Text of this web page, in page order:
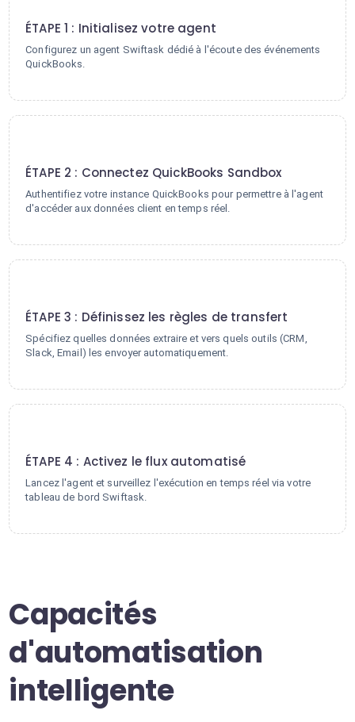
ÉTAPE 1 : Initialisez votre agent
Configurez un agent Swiftask dédié à l'écoute des événements
QuickBooks.
ÉTAPE 2 : Connectez QuickBooks Sandbox
Authentifiez votre instance QuickBooks pour permettre à l'agent
d'accéder aux données client en temps réel.
ÉTAPE 3 : Définissez les règles de transfert
Spécifiez quelles données extraire et vers quels outils (CRM,
Slack, Email) les envoyer automatiquement.
ÉTAPE 4 : Activez le flux automatisé
Lancez l'agent et surveillez l'exécution en temps réel via votre
tableau de bord Swiftask.
Capacités
d'automatisation
intelligente